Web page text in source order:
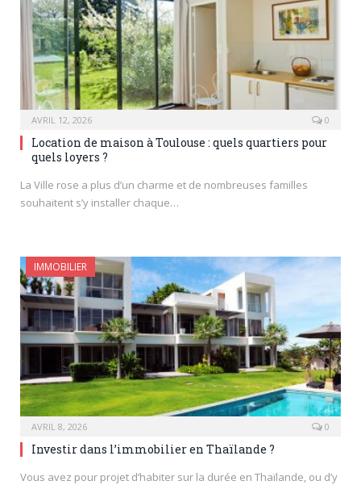
AVRIL 12, 2026 0
Location de maison à Toulouse : quels quartiers pour
quels loyers ?
La Ville rose a plus d’un charme et de nombreuses familles
souhaitent s’y installer chaque…
IMMOBILIER
AVRIL 8, 2026 0
Investir dans l’immobilier en Thaïlande ?
Vous avez pour projet d’habiter sur la durée en Thaïlande, ou d’y